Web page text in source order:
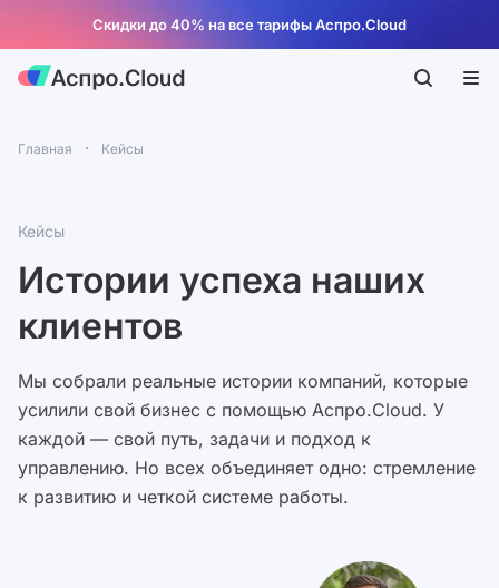
Скидки до 40% на все тарифы Аспро.Cloud
Главная Кейсы
Кейсы
Истории успеха наших
клиентов
Мы собрали реальные истории компаний, которые
усилили свой бизнес с помощью Аспро.Cloud. У
каждой — свой путь, задачи и подход к
управлению. Но всех объединяет одно: стремление
к развитию и четкой системе работы.